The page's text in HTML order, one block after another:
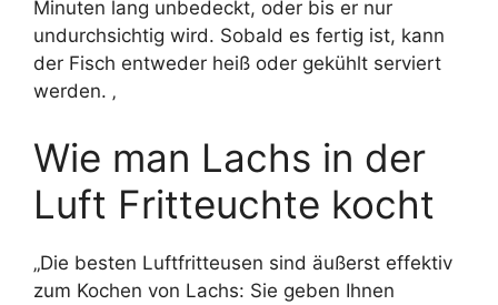
Minuten lang unbedeckt, oder bis er nur
undurchsichtig wird. Sobald es fertig ist, kann
der Fisch entweder heiß oder gekühlt serviert
werden. ‚
Wie man Lachs in der
Luft Fritteuchte kocht
„Die besten Luftfritteusen sind äußerst effektiv
zum Kochen von Lachs: Sie geben Ihnen